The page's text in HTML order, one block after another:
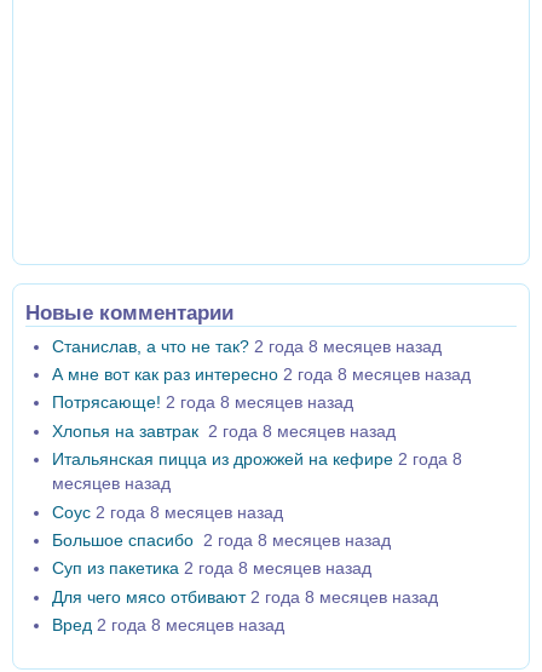
Новые комментарии
Станислав, а что не так? 2 года 8 месяцев назад
А мне вот как раз интересно 2 года 8 месяцев назад
Потрясающе! 2 года 8 месяцев назад
Хлопья на завтрак 2 года 8 месяцев назад
Итальянская пицца из дрожжей на кефире 2 года 8
месяцев назад
Соус 2 года 8 месяцев назад
Большое спасибо 2 года 8 месяцев назад
Суп из пакетика 2 года 8 месяцев назад
Для чего мясо отбивают 2 года 8 месяцев назад
Вред 2 года 8 месяцев назад